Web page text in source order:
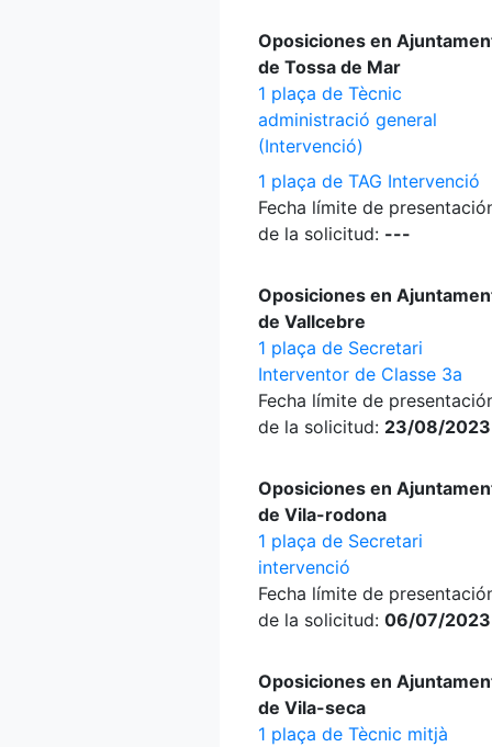
Oposiciones en
de Tossa de Mar
1 plaça de Tècnic
administració general
(Intervenció)
1 plaça de TAG Intervenció
Fecha límite de
de la solicitud: ---
Oposiciones en
de Vallcebre
1 plaça de Secretari
Interventor de Classe 3a
Fecha límite de
de la solicitud: 23/08/2023
Oposiciones en
de Vila-rodona
1 plaça de Secretari
intervenció
Fecha límite de
de la solicitud: 06/07/2023
Oposiciones en
de Vila-seca
1 plaça de Tècnic mitjà